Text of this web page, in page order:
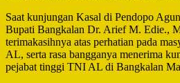
Saat kunjungan Kasal di Pendopo
Bupati Bangkalan Dr. Arief M. Edie.,
terimakasihnya atas perhatian pada
AL, serta rasa bangganya menerima
pejabat tinggi TNI AL di Bangkalan